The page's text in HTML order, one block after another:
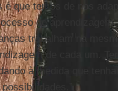
que temos de nos
de
trabalham na
de cada um.
à medida que